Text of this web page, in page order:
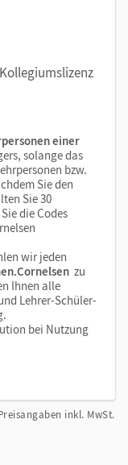
einer
solange das
bzw.
Sie den
Sie 30
die Codes
wir jeden
zu
Ihnen alle
Lehrer-Schüler-
bei Nutzung
inkl. MwSt.